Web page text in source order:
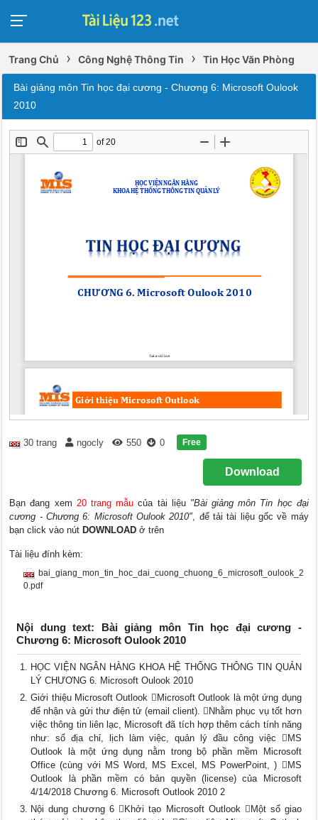
Trang Chủ › Công Nghệ Thông Tin › Tin Học Văn Phòng
Bài giảng môn Tin học đại cương - Chương 6: Microsoft Oulook
2010
30 trang ngocly 550 0 Free
Download
Bạn đang xem 20 trang mẫu của tài liệu "Bài giảng môn Tin học đại
cương - Chương 6: Microsoft Oulook 2010", để tải tài liệu gốc về máy
bạn click vào nút DOWNLOAD ở trên
Tài liệu đính kèm:
bai_giang_mon_tin_hoc_dai_cuong_chuong_6_microsoft_oulook_2
0.pdf
Nội dung text: Bài giảng môn Tin học đại cương -
Chương 6: Microsoft Oulook 2010
HỌC VIỆN NGÂN HÀNG KHOA HỆ THỐNG THÔNG TIN QUẢN
LÝ CHƯƠNG 6. Microsoft Oulook 2010
Giới thiệu Microsoft Outlook Microsoft Outlook là một ứng dụng
để nhận và gửi thư điện tử (email client). Nhằm phục vụ tốt hơn
việc thông tin liên lạc, Microsoft đã tích hợp thêm cách tính năng
như: sổ địa chỉ, lịch làm việc, quản lý đầu công việc MS
Outlook là một ứng dụng nằm trong bộ phần mềm Microsoft
Office (cùng với MS Word, MS Excel, MS PowerPoint, ) MS
Outlook là phần mềm có bản quyền (license) của Microsoft
4/14/2018 Chương 6. Microsoft Outlook 2010 2
Nội dung chương 6 Khởi tạo Microsoft Outlook Một số giao